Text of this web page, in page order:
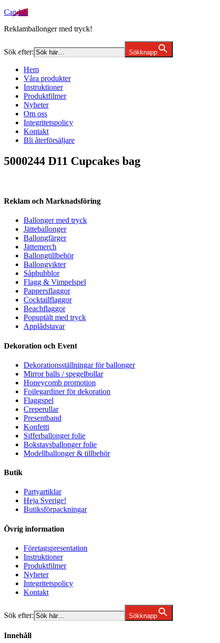
Candab
Reklamballonger med tryck!
Sök efter: Sökknapp
Hem
Våra produkter
Instruktioner
Produktfilmer
Nyheter
Om oss
Integritetspolicy
Kontakt
Bli återförsäljare
5000244 D11 Cupcakes bag
Reklam och Marknadsföring
Ballonger med tryck
Jätteballonger
Ballongfärger
Jättemerch
Ballongtillbehör
Ballongvikter
Såpbubblor
Flagg & Vimpelspel
Pappersflaggor
Cocktailflaggor
Beachflaggor
Popuptält med tryck
Applådstavar
Dekoration och Event
Dekorationsställningar för ballonger
Mirror balls / spegelbollar
Honeycomb promotion
Foilegardiner för dekoration
Flaggspel
Creperullar
Presentband
Konfetti
Sifferballonger folie
Bokstavsballonger folie
Modellballonger & tillbehör
Butik
Partyartiklar
Heja Sverige!
Butiksförpackningar
Övrig information
Företagspresentation
Instruktioner
Produktfilmer
Nyheter
Integritetspolicy
Kontakt
Sök efter: Sökknapp
Innehåll